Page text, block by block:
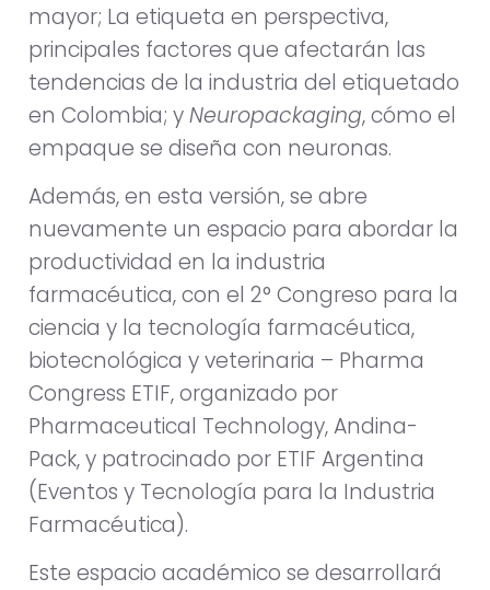
mayor; La etiqueta en perspectiva,
principales factores que afectarán las
tendencias de la industria del etiquetado
en Colombia; yNeuropackaging, cómo el
empaque se diseña con neuronas.
Además, en esta versión, se abre
nuevamente un espacio para abordar la
productividad en la industria
farmacéutica, con el 2° Congreso para la
ciencia y la tecnología farmacéutica,
biotecnológica y veterinaria – Pharma
Congress ETIF, organizado por
Pharmaceutical Technology, Andina-
Pack, y patrocinado por ETIF Argentina
(Eventos y Tecnología para la Industria
Farmacéutica).
Este espacio académico se desarrollará